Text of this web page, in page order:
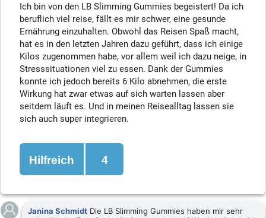
Ich bin von den LB Slimming Gummies begeistert! Da ich
beruflich viel reise, fällt es mir schwer, eine gesunde
Ernährung einzuhalten. Obwohl das Reisen Spaß macht,
hat es in den letzten Jahren dazu geführt, dass ich einige
Kilos zugenommen habe, vor allem weil ich dazu neige, in
Stresssituationen viel zu essen. Dank der Gummies
konnte ich jedoch bereits 6 Kilo abnehmen, die erste
Wirkung hat zwar etwas auf sich warten lassen aber
seitdem läuft es. Und in meinen Reisealltag lassen sie
sich auch super integrieren.
Hilfreich 4
Janina Schmidt Die LB Slimming Gummies haben mir sehr